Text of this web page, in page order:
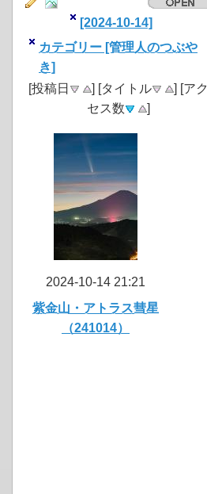
[2024-10-14]
カテゴリー [管理人のつぶや
き]
[投稿日
] [タイトル
] [アク
セス数
]
2024-10-14 21:21
紫金山・アトラス彗星
（241014）